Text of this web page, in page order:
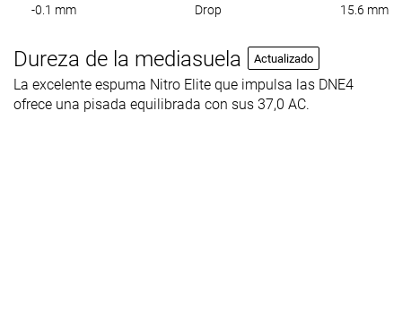
-0.1 mm Drop 15.6 mm
Dureza de la mediasuela Actualizado
La excelente espuma Nitro Elite que impulsa las DNE4
ofrece una pisada equilibrada con sus 37,0 AC.